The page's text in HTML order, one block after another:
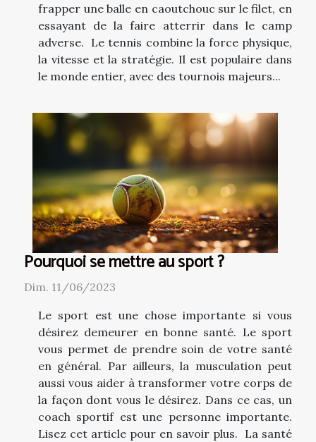
frapper une balle en caoutchouc sur le filet, en
essayant de la faire atterrir dans le camp
adverse. Le tennis combine la force physique,
la vitesse et la stratégie. Il est populaire dans
le monde entier, avec des tournois majeurs...
Pourquoi se mettre au sport ?
Dim. 11/06/2023
Le sport est une chose importante si vous
désirez demeurer en bonne santé. Le sport
vous permet de prendre soin de votre santé
en général. Par ailleurs, la musculation peut
aussi vous aider à transformer votre corps de
la façon dont vous le désirez. Dans ce cas, un
coach sportif est une personne importante.
Lisez cet article pour en savoir plus. La santé